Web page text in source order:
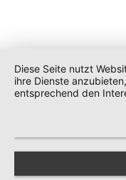
Diese Seite nutzt
ihre Dienste
entsprechend den